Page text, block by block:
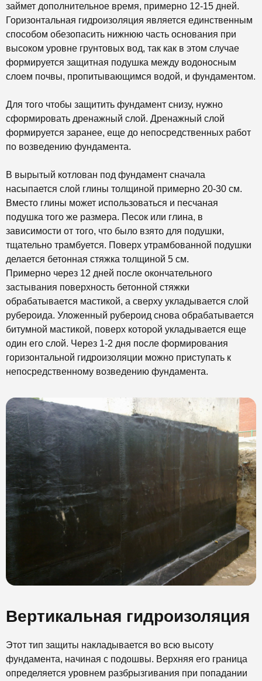
займет дополнительное время, примерно 12-15 дней.
Горизонтальная гидроизоляция является единственным
способом обезопасить нижнюю часть основания при
высоком уровне грунтовых вод, так как в этом случае
формируется защитная подушка между водоносным
слоем почвы, пропитывающимся водой, и фундаментом.
Для того чтобы защитить фундамент снизу, нужно
сформировать дренажный слой. Дренажный слой
формируется заранее, еще до непосредственных работ
по возведению фундамента.
В вырытый котлован под фундамент сначала
насыпается слой глины толщиной примерно 20-30 см.
Вместо глины может использоваться и песчаная
подушка того же размера. Песок или глина, в
зависимости от того, что было взято для подушки,
тщательно трамбуется. Поверх утрамбованной подушки
делается бетонная стяжка толщиной 5 см.
Примерно через 12 дней после окончательного
застывания поверхность бетонной стяжки
обрабатывается мастикой, а сверху укладывается слой
рубероида. Уложенный рубероид снова обрабатывается
битумной мастикой, поверх которой укладывается еще
один его слой. Через 1-2 дня после формирования
горизонтальной гидроизоляции можно приступать к
непосредственному возведению фундамента.
Вертикальная гидроизоляция
Этот тип защиты накладывается во всю высоту
фундамента, начиная с подошвы. Верхняя его граница
определяется уровнем разбрызгивания при попадании